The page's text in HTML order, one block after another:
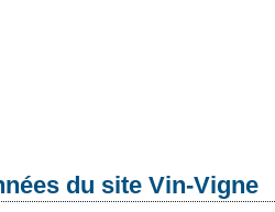
du site Vin-Vigne